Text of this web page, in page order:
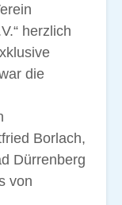
herzlich
die
Borlach,
Dürrenberg
von